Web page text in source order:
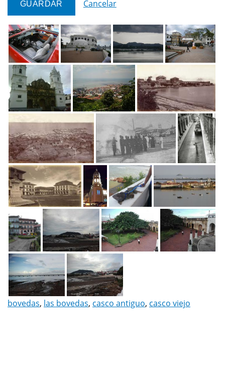
Cancelar
bovedas, las bovedas, casco antiguo, casco viejo